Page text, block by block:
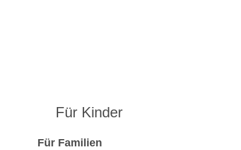
Für Kinder
Für Familien